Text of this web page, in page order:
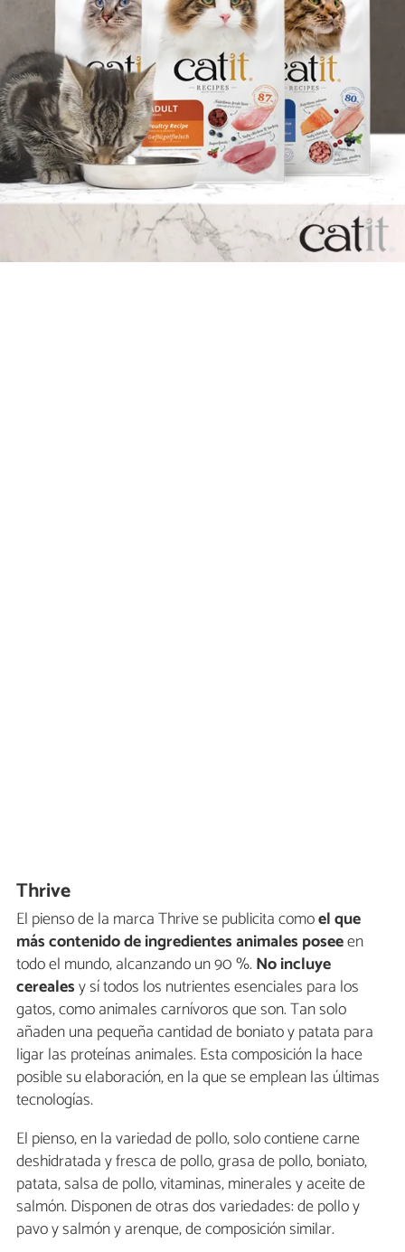
Thrive
El pienso de la marca Thrive se publicita comoel que
más contenido de ingredientes animales poseeen
todo el mundo, alcanzando un 90 %. No incluye
cerealesy sí todos los nutrientes esenciales para los
gatos, como animales carnívoros que son. Tan solo
añaden una pequeña cantidad de boniato y patata para
ligar las proteínas animales. Esta composición la hace
posible su elaboración, en la que se emplean las últimas
tecnologías.
El pienso, en la variedad de pollo, solo contiene carne
deshidratada y fresca de pollo, grasa de pollo, boniato,
patata, salsa de pollo, vitaminas, minerales y aceite de
salmón. Disponen de otras dos variedades: de pollo y
pavo y salmón y arenque, de composición similar.